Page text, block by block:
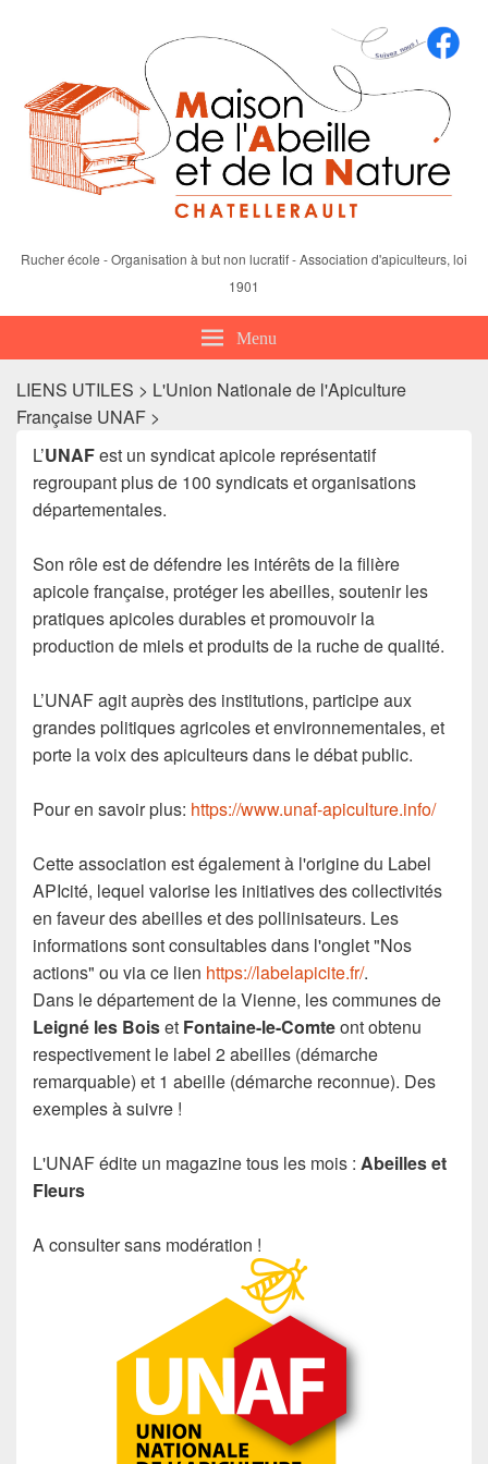
Rucher école - Organisation à but non lucratif - Association d'apiculteurs, loi
1901
Menu
LIENS UTILES > L'Union Nationale de l'Apiculture
Française UNAF >
L’UNAFest un syndicat apicole représentatif
regroupant plus de 100 syndicats et organisations
départementales.
Son rôle est de défendre les intérêts de la filière
apicole française, protéger les abeilles, soutenir les
pratiques apicoles durables et promouvoir la
production de miels et produits de la ruche de qualité.
L’UNAF agit auprès des institutions, participe aux
grandes politiques agricoles et environnementales, et
porte la voix des apiculteurs dans le débat public.
Pour en savoir plus: https://www.unaf-apiculture.info/
Cette association est également à l'origine du Label
APIcité, lequel valorise les initiatives des collectivités
en faveur des abeilles et des pollinisateurs. Les
informations sont consultables dans l'onglet "Nos
actions" ou via ce lien https://labelapicite.fr/.
Dans le département de la Vienne, les communes de
Leigné les Boiset Fontaine-le-Comteont obtenu
respectivement le label 2 abeilles (démarche
remarquable) et 1 abeille (démarche reconnue). Des
exemples à suivre !
L'UNAF édite un magazine tous les mois : Abeilles et
Fleurs
A consulter sans modération !